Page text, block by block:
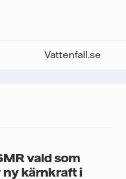
Vattenfall.se
vald som
ny kärnkraft i